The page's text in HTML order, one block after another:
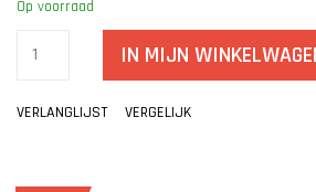
Op voorraad
IN MIJN
VERLANGLIJST VERGELIJK